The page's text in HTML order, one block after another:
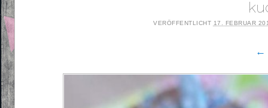
VERÖFFENTLICHT 17. FEBRUAR
←